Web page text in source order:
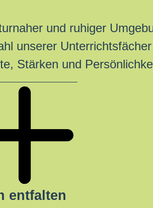
und ruhiger
unserer
Stärken und
entfalten